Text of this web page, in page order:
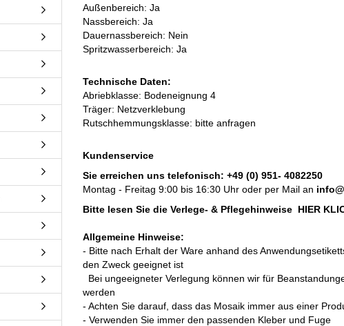
Außenbereich: Ja
Nassbereich: Ja
Dauernassbereich: Nein
Spritzwasserbereich: Ja
Technische Daten:
Abriebklasse: Bodeneignung 4
Träger: Netzverklebung
Rutschhemmungsklasse: bitte anfragen
Kundenservice
Sie erreichen uns telefonisch: +49 (0) 951- 4082250
Montag - Freitag 9:00 bis 16:30 Uhr oder per Mail an
Bitte lesen Sie die Verlege- & Pflegehinweise HIER
Allgemeine Hinweise:
- Bitte nach Erhalt der Ware anhand des
den Zweck geeignet ist
Bei ungeeigneter Verlegung können wir für
werden
- Achten Sie darauf, dass das Mosaik immer aus einer
- Verwenden Sie immer den passenden Kleber und Fuge